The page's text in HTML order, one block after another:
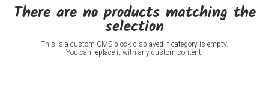
There are no products matching the
selection
This is a custom CMS block displayed if category is empty.
You can replace it with any custom content.